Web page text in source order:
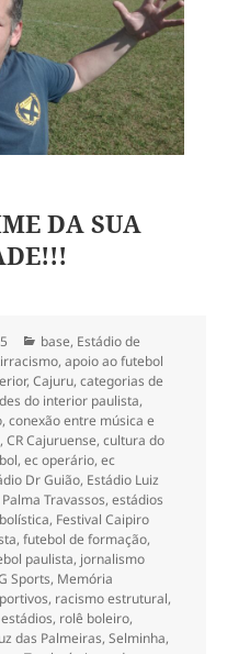
DA SUA
Categorias
base, Estádio de
, apoio ao futebol
, Cajuru, categorias de
do interior paulista,
, conexão entre música e
, CR Cajuruense, cultura do
, ec operário, ec
Dr Guião, Estádio Luiz
Travassos, estádios
, Festival Caipiro
, futebol de formação,
paulista, jornalismo
Sports, Memória
, racismo estrutural,
, rolê boleiro,
das Palmeiras, Selminha,